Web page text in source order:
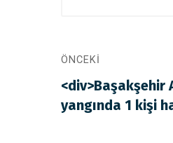
ÖNCEKI
<div>Başakşehir
yangında 1 kişi